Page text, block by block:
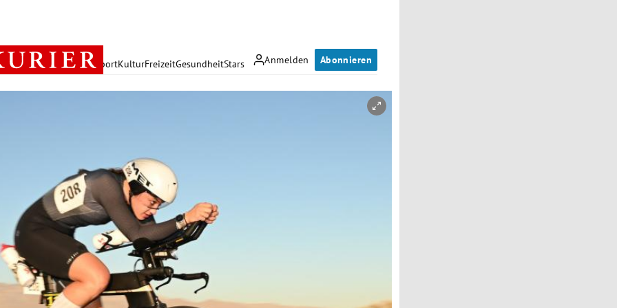
Anmelden Abonnieren
PolitikWirtschaft SportKulturFreizeitGesundheitStars